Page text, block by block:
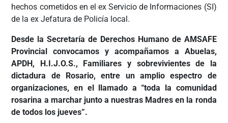
hechos cometidos en el ex Servicio de Informaciones (SI)
de la ex Jefatura de Policía local.
Desde la Secretaría de Derechos Humano de AMSAFE
Provincial convocamos y acompañamos a Abuelas,
APDH, H.I.J.O.S., Familiares y sobrevivientes de la
dictadura de Rosario, entre un amplio espectro de
organizaciones, en el llamado a “toda la comunidad
rosarina a marchar junto a nuestras Madres en la ronda
de todos los jueves”.